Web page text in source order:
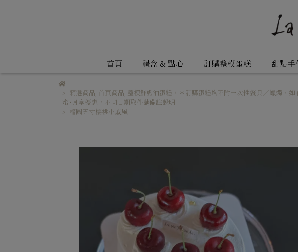
首頁 禮盒 & 點心 訂購整模蛋糕 甜點手
精選商品 首頁商品 整模鮮奶油蛋糕，＊訂購蛋糕均不附一次性餐具／蠟燭、如
蜜・月享優惠，不同日期取件請備註說明
橢圓五寸櫻桃小戚風